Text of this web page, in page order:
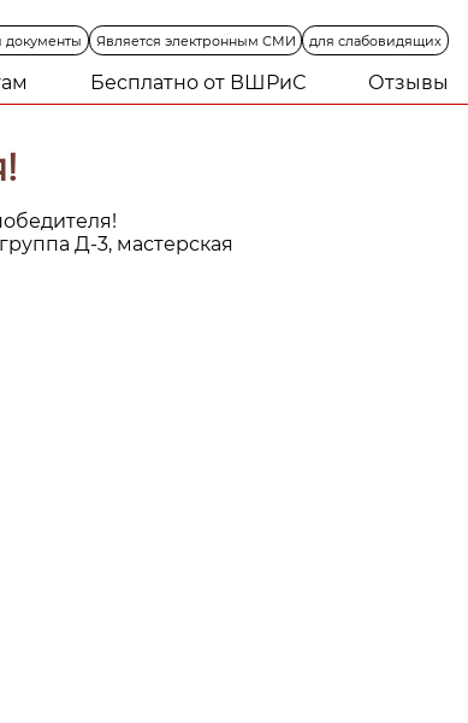
документы Является электронным СМИ для слабовидящих
Бесплатно от ВШРиС Отзывы
Д-3, мастерская